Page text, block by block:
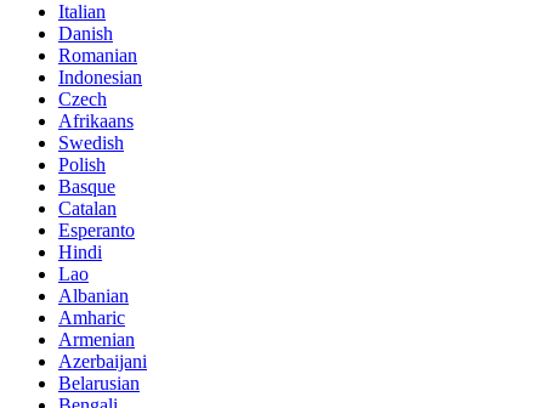
Italian
Danish
Romanian
Indonesian
Czech
Afrikaans
Swedish
Polish
Basque
Catalan
Esperanto
Hindi
Lao
Albanian
Amharic
Armenian
Azerbaijani
Belarusian